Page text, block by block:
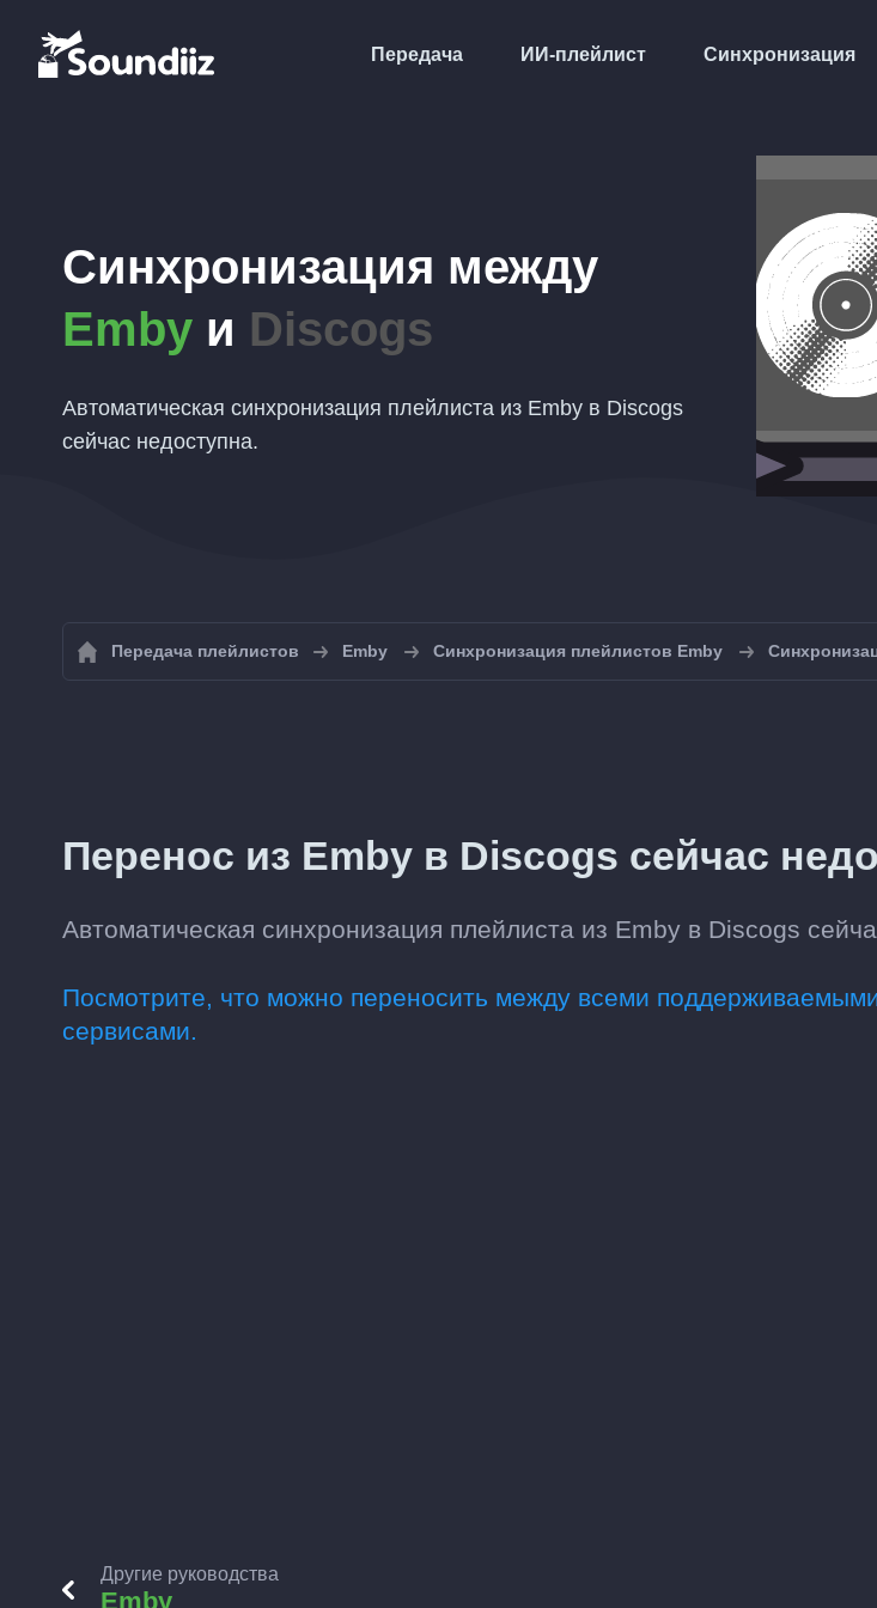
Передача ИИ-плейлист Синхронизация
Синхронизация между
Emby и Discogs
Автоматическая синхронизация плейлиста из Emby в Discogs
сейчас недоступна.
Передача плейлистов Emby Синхронизация плейлистов Emby
Перенос из Emby в Discogs сейчас
Автоматическая синхронизация плейлиста из Emby в Discogs
Посмотрите, что можно переносить между всеми
сервисами.
Другие руководства
Emby